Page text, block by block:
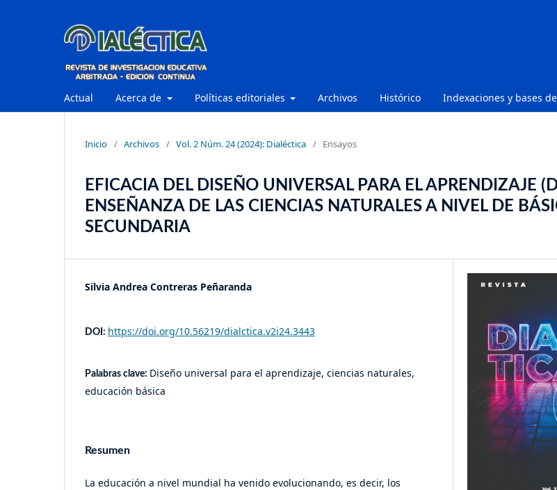
Actual Acerca de Políticas editoriales Archivos Histórico Indexaciones y bases
Inicio / Archivos / Vol. 2 Núm. 24 (2024): Dialéctica / Ensayos
EFICACIA DEL DISEÑO UNIVERSAL PARA EL APRENDIZAJE
ENSEÑANZA DE LAS CIENCIAS NATURALES A NIVEL DE
SECUNDARIA
Silvia Andrea Contreras Peñaranda
DOI: https://doi.org/10.56219/dialctica.v2i24.3443
Palabras clave: Diseño universal para el aprendizaje, ciencias naturales,
educación básica
Resumen
La educación a nivel mundial ha venido evolucionando, es decir, los